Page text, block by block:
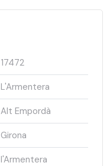
17472
L'Armentera
Alt Empordà
Girona
l'Armentera